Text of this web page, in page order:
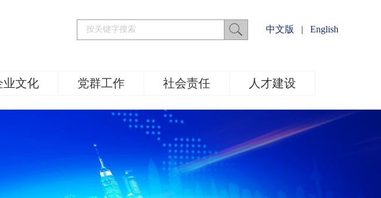
中文版 | English
业文化 党群工作 社会责任 人才建设